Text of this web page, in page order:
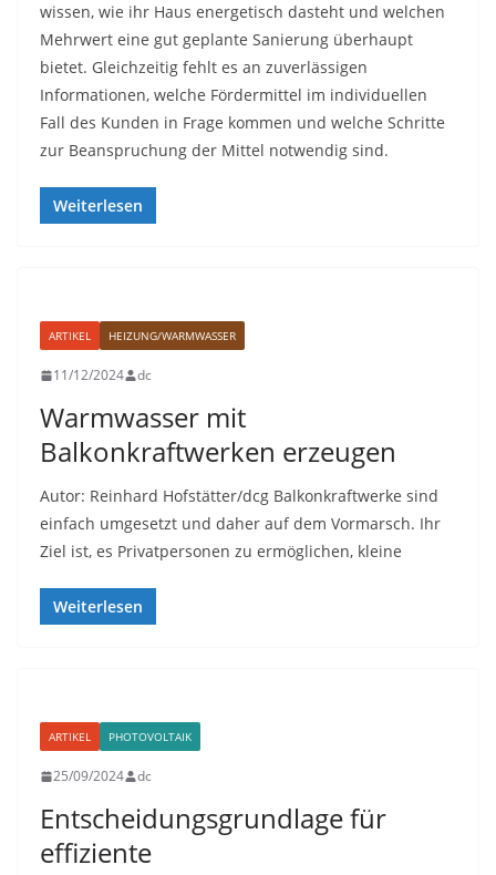
wissen, wie ihr Haus energetisch dasteht und welchen
Mehrwert eine gut geplante Sanierung überhaupt
bietet. Gleichzeitig fehlt es an zuverlässigen
Informationen, welche Fördermittel im individuellen
Fall des Kunden in Frage kommen und welche Schritte
zur Beanspruchung der Mittel notwendig sind.
Weiterlesen
ARTIKEL HEIZUNG/WARMWASSER
11/12/2024 dc
Warmwasser mit
Balkonkraftwerken erzeugen
Autor: Reinhard Hofstätter/dcg Balkonkraftwerke sind
einfach umgesetzt und daher auf dem Vormarsch. Ihr
Ziel ist, es Privatpersonen zu ermöglichen, kleine
Weiterlesen
ARTIKEL PHOTOVOLTAIK
25/09/2024 dc
Entscheidungsgrundlage für
effiziente